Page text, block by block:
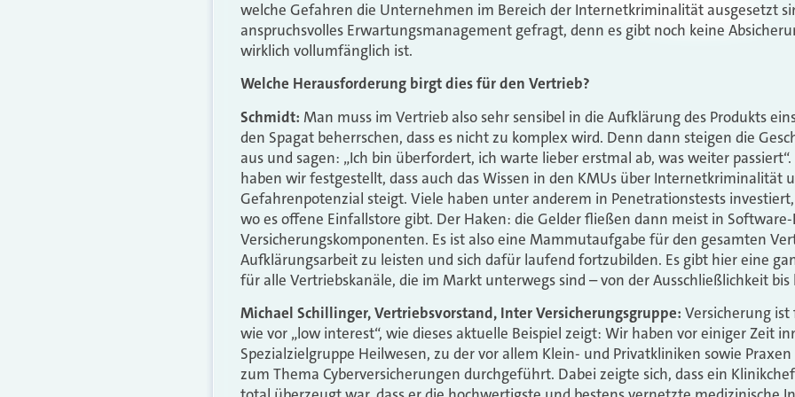
welche Gefahren die Unternehmen im Bereich der Internetkriminalität ausgesetzt
anspruchsvolles Erwartungsmanagement gefragt, denn es gibt noch keine
wirklich vollumfänglich ist.
Welche Herausforderung birgt dies für den Vertrieb?
Schmidt: Man muss im Vertrieb also sehr sensibel in die Aufklärung des Produkts
den Spagat beherrschen, dass es nicht zu komplex wird. Denn dann steigen die
aus und sagen: „Ich bin überfordert, ich warte lieber erstmal ab, was weiter
haben wir festgestellt, dass auch das Wissen in den KMUs über Internetkriminalität
Gefahrenpotenzial steigt. Viele haben unter anderem in Penetrationstests
wo es offene Einfallstore gibt. Der Haken: die Gelder fließen dann meist in
Versicherungskomponenten. Es ist also eine Mammutaufgabe für den gesamten
Aufklärungsarbeit zu leisten und sich dafür laufend fortzubilden. Es gibt hier eine
für alle Vertriebskanäle, die im Markt unterwegs sind – von der Ausschließlichkeit
Michael Schillinger, Vertriebsvorstand, Inter Versicherungsgruppe: Versicherung
wie vor „low interest“, wie dieses aktuelle Beispiel zeigt: Wir haben vor einiger Zeit
Spezialzielgruppe Heilwesen, zu der vor allem Klein- und Privatkliniken sowie
zum Thema Cyberversicherungen durchgeführt. Dabei zeigte sich, dass ein